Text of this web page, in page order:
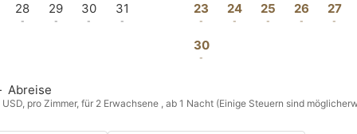
28
-
29
-
30
-
31
-
23
-
24
-
25
-
26
-
27
-
30
-
Abreise
pro Zimmer, für 2 Erwachsene , ab 1 Nacht (Einige Steuern sind